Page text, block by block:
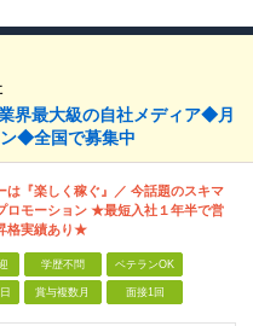
界最大級の自社メディア◆月
◆全国で募集中
は『楽しく稼ぐ』／ 今話題のスキマ
ロモーション ★最短⼊社１年半で営
格実績あり★
学歴不問 ベテランOK
賞与複数月 面接1回